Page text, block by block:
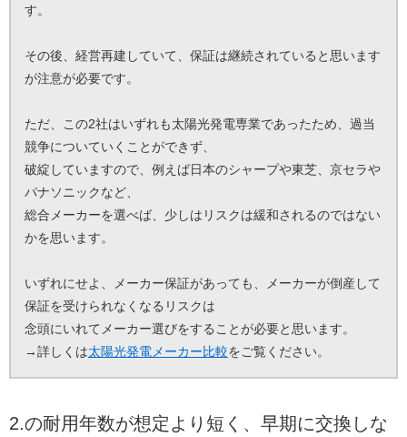
す。
その後、経営再建していて、保証は継続されていると思います
が注意が必要です。
ただ、この2社はいずれも太陽光発電専業であったため、過当
競争についていくことができず、
破綻していますので、例えば日本のシャープや東芝、京セラや
パナソニックなど、
総合メーカーを選べば、少しはリスクは緩和されるのではない
かを思います。
いずれにせよ、メーカー保証があっても、メーカーが倒産して
保証を受けられなくなるリスクは
念頭にいれてメーカー選びをすることが必要と思います。
→詳しくは太陽光発電メーカー比較をご覧ください。
2.の耐用年数が想定より短く、早期に交換しな